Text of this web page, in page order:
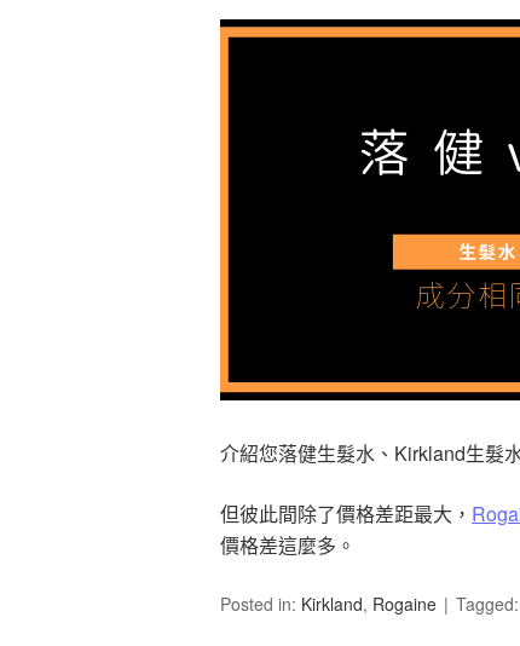
介紹您落健生髮水、Kirkland生髮
但彼此間除了價格差距最大，
價格差這麼多。
Posted in: Kirkland, Rogaine Tagged: